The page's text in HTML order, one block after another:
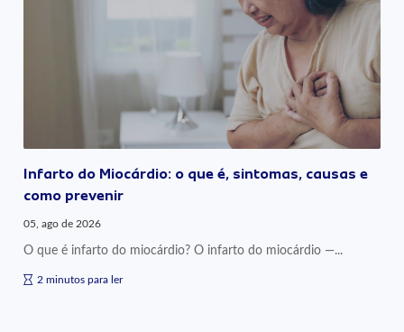
Infarto do Miocárdio: o que é, sintomas, causas e
como prevenir
05, ago de 2026
O que é infarto do miocárdio? O infarto do miocárdio —...
2 minutos para ler